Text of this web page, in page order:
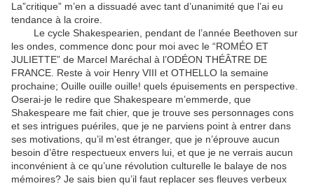
La”critique” m’en a dissuadé avec tant d’unanimité que l’ai eu
tendance à la croire.
Le cycle Shakespearien, pendant de l’année Beethoven sur
les ondes, commence donc pour moi avec le “ROMÉO ET
JULIETTE” de Marcel Maréchal à l’ODÉON THÉÂTRE DE
FRANCE. Reste à voir Henry VIII et OTHELLO la semaine
prochaine; Ouille ouille ouille! quels épuisements en perspective.
Oserai-je le redire que Shakespeare m’emmerde, que
Shakespeare me fait chier, que je trouve ses personnages cons
et ses intrigues puériles, que je ne parviens point à entrer dans
ses motivations, qu’il m’est étranger, que je n’éprouve aucun
besoin d’être respectueux envers lui, et que je ne verrais aucun
inconvénient à ce qu’une révolution culturelle le balaye de nos
mémoires? Je sais bien qu’il faut replacer ses fleuves verbeux